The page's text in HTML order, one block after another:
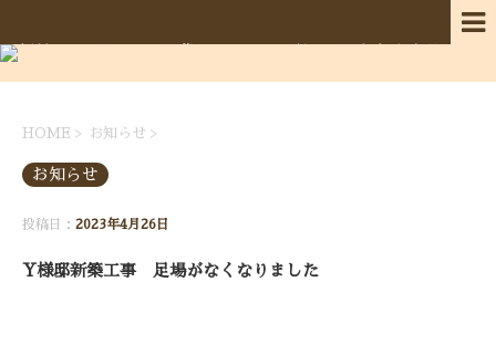
HOME > お知らせ >
お知らせ
投稿日： 2023年4月26日
Y様邸新築工事 足場がなくなりました